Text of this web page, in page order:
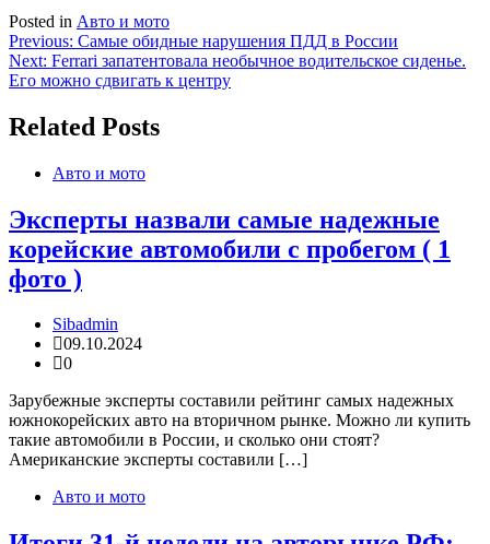
Posted in Авто и мото
Навигация
по
Previous: Самые обидные нарушения ПДД в России
Next: Ferrari запатентовала необычное водительское сиденье.
Его можно сдвигать к центру
Related Posts
Авто и мото
Эксперты назвали самые надежные
корейские автомобили с пробегом ( 1
фото )
Sibadmin
09.10.2024
0
Зарубежные эксперты составили рейтинг самых надежных
южнокорейских авто на вторичном рынке. Можно ли купить
такие автомобили в России, и сколько они стоят?
Американские эксперты составили […]
Авто и мото